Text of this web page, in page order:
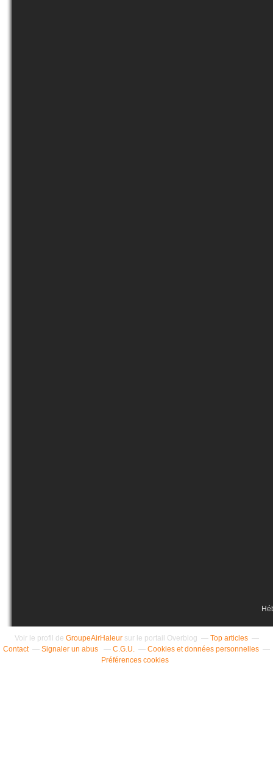
Voir le profil de GroupeAirHaleursur le portail Overblog
Top articles
Contact
Signaler un abus C.G.U.
Cookies et données personnelles
Préférences cookies